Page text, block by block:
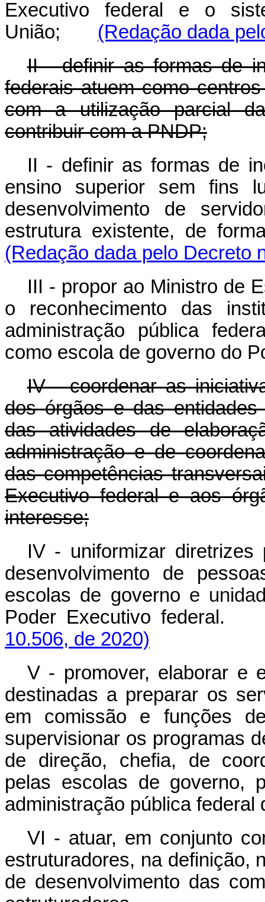
Executivo federal e o
União; (Redação dada
II - definir as formas de
federais atuem como
com a utilização parcial
contribuir com a PNDP;
II - definir as formas de
ensino superior sem fins
desenvolvimento de
estrutura existente, de
(Redação dada pelo Decreto
III - propor ao Ministro de
o reconhecimento das
administração pública
como escola de governo do
IV - coordenar as
dos órgãos e das
das atividades de
administração e de
das competências
Executivo federal e aos
interesse;
IV - uniformizar diretrizes
desenvolvimento de
escolas de governo e
Poder Executivo
10.506, de 2020)
V - promover, elaborar e
destinadas a preparar os
em comissão e funções
supervisionar os programas
de direção, chefia, de
pelas escolas de governo,
administração pública federal
VI - atuar, em conjunto
estruturadores, na definição,
de desenvolvimento das